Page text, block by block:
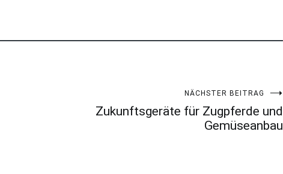
NÄCHSTER BEITRAG
Zukunftsgeräte für Zugpferde und
Gemüseanbau